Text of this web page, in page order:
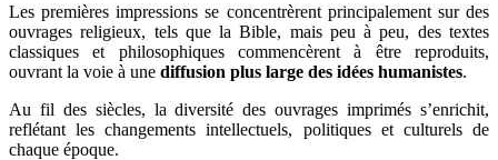
Les premières impressions se concentrèrent principalement sur des
ouvrages religieux, tels que la Bible, mais peu à peu, des textes
classiques et philosophiques commencèrent à être reproduits,
ouvrant la voie à une diffusion plus large des idées humanistes.
Au fil des siècles, la diversité des ouvrages imprimés s’enrichit,
reflétant les changements intellectuels, politiques et culturels de
chaque époque.